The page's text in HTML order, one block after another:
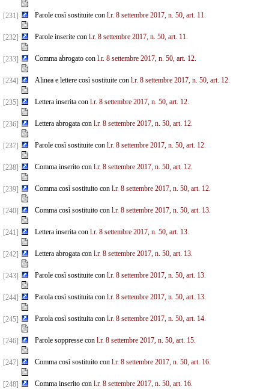
[231] Parole così sostituite con l.r. 8 settembre 2017, n. 50, art. 11.
[232] Parole inserite con l.r. 8 settembre 2017, n. 50, art. 11.
[233] Comma abrogato con l.r. 8 settembre 2017, n. 50, art. 12.
[234] Alinea e lettere così sostituite con l.r. 8 settembre 2017, n. 50, art. 12.
[235] Lettera inserita con l.r. 8 settembre 2017, n. 50, art. 12.
[236] Lettera abrogata con l.r. 8 settembre 2017, n. 50, art. 12.
[237] Parole così sostituite con l.r. 8 settembre 2017, n. 50, art. 12.
[238] Comma inserito con l.r. 8 settembre 2017, n. 50, art. 12.
[239] Comma così sostituito con l.r. 8 settembre 2017, n. 50, art. 12.
[240] Comma così sostituito con l.r. 8 settembre 2017, n. 50, art. 13.
[241] Lettera inserita con l.r. 8 settembre 2017, n. 50, art. 13.
[242] Lettera abrogata con l.r. 8 settembre 2017, n. 50, art. 13.
[243] Parole così sostituite con l.r. 8 settembre 2017, n. 50, art. 13.
[244] Parola così sostituita con l.r. 8 settembre 2017, n. 50, art. 13.
[245] Parola così sostituita con l.r. 8 settembre 2017, n. 50, art. 14.
[246] Parole soppresse con l.r. 8 settembre 2017, n. 50, art. 15.
[247] Comma così sostituito con l.r. 8 settembre 2017, n. 50, art. 16.
[248] Comma inserito con l.r. 8 settembre 2017, n. 50, art. 16.